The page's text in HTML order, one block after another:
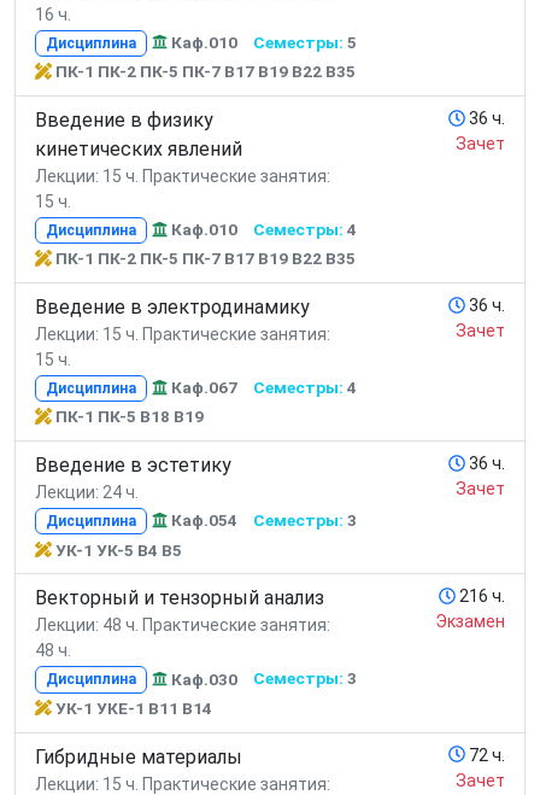
16 ч.
Дисциплина Каф.010 Семестры: 5
ПК-1 ПК-2 ПК-5 ПК-7 В17 В19 В22 В35
Введение в физику
кинетических явлений
Лекции: 15 ч. Практические занятия:
15 ч.
36 ч.
Зачет
Дисциплина Каф.010 Семестры: 4
ПК-1 ПК-2 ПК-5 ПК-7 В17 В19 В22 В35
Введение в электродинамику
Лекции: 15 ч. Практические занятия:
15 ч.
36 ч.
Зачет
Дисциплина Каф.067 Семестры: 4
ПК-1 ПК-5 В18 В19
Введение в эстетику
Лекции: 24 ч.
36 ч.
Зачет
Дисциплина Каф.054 Семестры: 3
УК-1 УК-5 В4 В5
Векторный и тензорный анализ
Лекции: 48 ч. Практические занятия:
48 ч.
216 ч.
Экзамен
Дисциплина Каф.030 Семестры: 3
УК-1 УКЕ-1 В11 В14
Гибридные материалы
Лекции: 15 ч. Практические занятия:
72 ч.
Зачет